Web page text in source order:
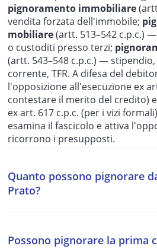
pignoramento immobiliare
vendita forzata dell'immobile;
mobiliare(artt. 513–542 c.p.c.)
o custoditi presso terzi;
(artt. 543–548 c.p.c.) —
corrente, TFR. A difesa del
l'opposizione all'esecuzione ex
contestare il merito del credito)
ex art. 617 c.p.c. (per i vizi
esamina il fascicolo e attiva
ricorrono i presupposti.
Quanto possono pignorare
Prato?
(art. 545, 4° c.p.c.); per l'AdER le
Possono pignorare la prima